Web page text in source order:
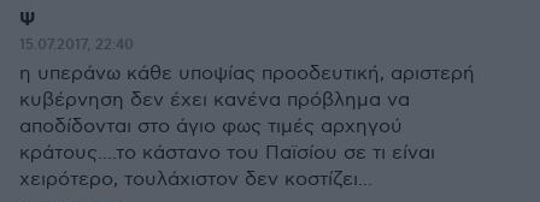
Ψ
15.07.2017, 22:40
η υπεράνω κάθε υποψίας προοδευτική, αριστερή
κυβέρνηση δεν έχει κανένα πρόβλημα να
αποδίδονται στο άγιο φως τιμές αρχηγού
κράτους....το κάστανο του Παϊσίου σε τι είναι
χειρότερο, τουλάχιστον δεν κοστίζει...